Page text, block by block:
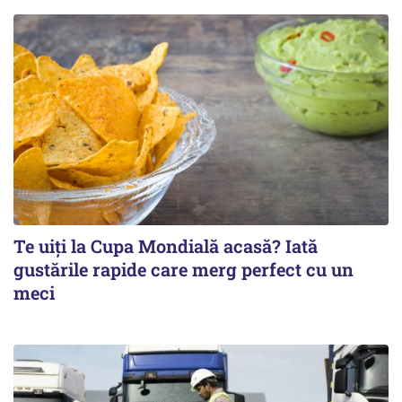
Te uiți la Cupa Mondială acasă? Iată
gustările rapide care merg perfect cu un
meci